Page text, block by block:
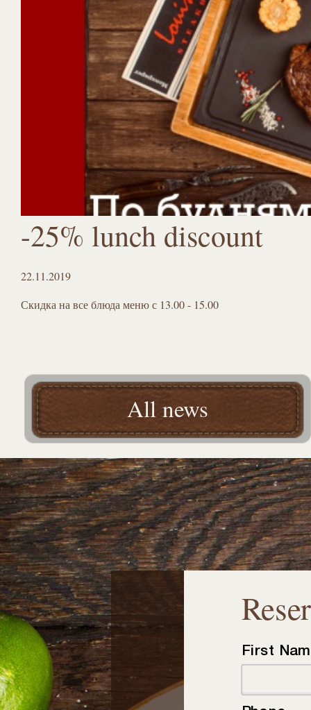
-25% lunch discount
22.11.2019
Скидка на все блюда меню с 13.00 - 15.00
All news
First